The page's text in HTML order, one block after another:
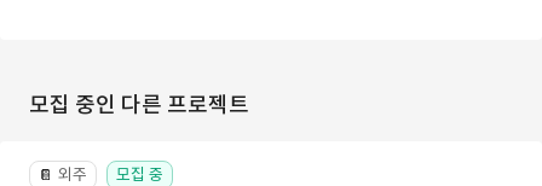
모집 중인 다른 프로젝트
📔 외주 모집 중